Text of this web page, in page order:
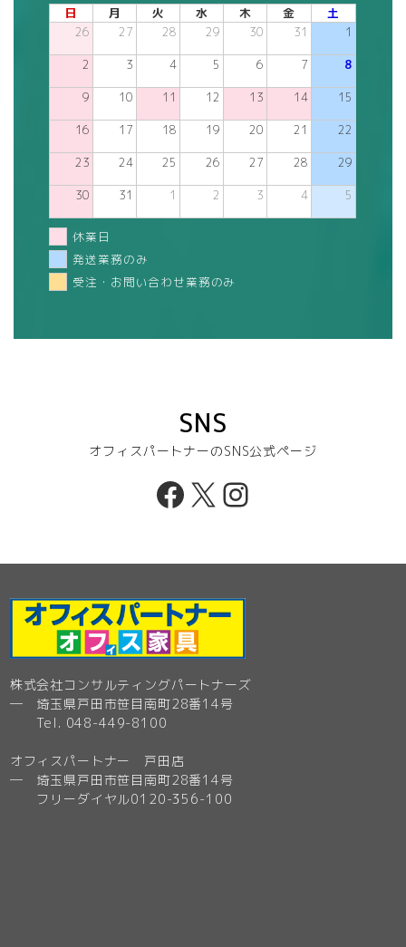
日 月 火 水 木 金 土
26 27 28 29 30 31 1
2 3 4 5 6 7 8
9 10 11 12 13 14 15
16 17 18 19 20 21 22
23 24 25 26 27 28 29
30 31 1 2 3 4 5
休業日
発送業務のみ
受注・お問い合わせ業務のみ
SNS
オフィスパートナーのSNS公式ページ
Facebook
X Instagram
株式会社コンサルティングパートナーズ
─ 埼玉県戸田市笹目南町28番14号
Tel. 048-449-8100
オフィスパートナー 戸田店
─ 埼玉県戸田市笹目南町28番14号
フリーダイヤル0120-356-100